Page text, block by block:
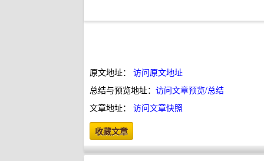
原文地址： 访问原文地址
总结与预览地址： 访问文章预览/总结
文章地址： 访问文章快照